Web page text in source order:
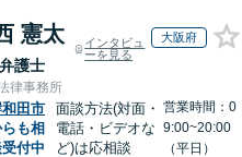
憲太
弁護士
インタビュ
ーを見る
大阪府
律事務所
和田市
も相
付中
面談方法(対面・
電話・ビデオな
ど)は応相談
営業時間：0
9:00~20:00
（平日）